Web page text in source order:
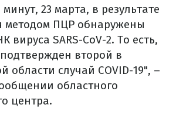
23 марта, в результате
методом ПЦР обнаружены
вируса SARS-CoV-2. То есть,
второй в
области случай COVID-19", –
областного
центра.